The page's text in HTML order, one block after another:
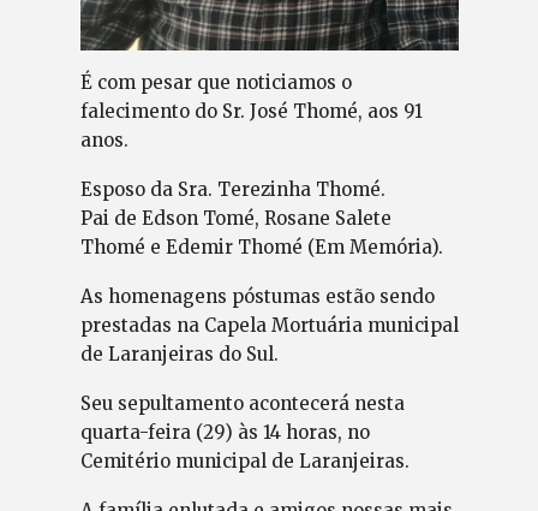
É com pesar que noticiamos o
falecimento do Sr. José Thomé, aos 91
anos.
Esposo da Sra. Terezinha Thomé.
Pai de Edson Tomé, Rosane Salete
Thomé e Edemir Thomé (Em Memória).
As homenagens póstumas estão sendo
prestadas na Capela Mortuária municipal
de Laranjeiras do Sul.
Seu sepultamento acontecerá nesta
quarta-feira (29) às 14 horas, no
Cemitério municipal de Laranjeiras.